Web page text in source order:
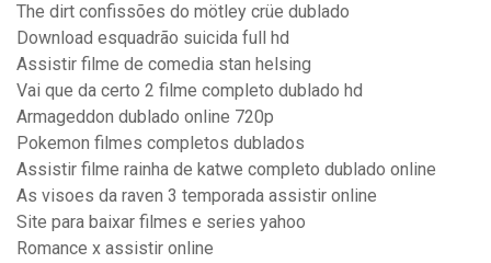
The dirt confissões do mötley crüe dublado
Download esquadrão suicida full hd
Assistir filme de comedia stan helsing
Vai que da certo 2 filme completo dublado hd
Armageddon dublado online 720p
Pokemon filmes completos dublados
Assistir filme rainha de katwe completo dublado online
As visoes da raven 3 temporada assistir online
Site para baixar filmes e series yahoo
Romance x assistir online